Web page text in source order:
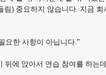
림) 중요하지 않습니다. 지금
요한 사항이 아닙니다.”
뒤에 앉아서 연습 참여를 하